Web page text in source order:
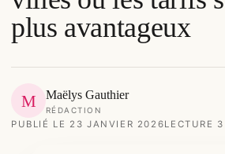
plus avantageux
M Maëlys Gauthier
RÉDACTION
PUBLIÉ LE 23 JANVIER 2026LECTURE